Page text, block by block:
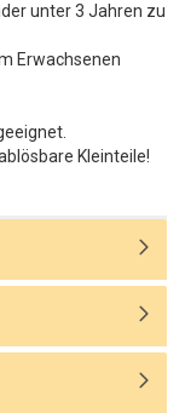
unter 3 Jahren zu
Erwachsenen
Kleinteile!